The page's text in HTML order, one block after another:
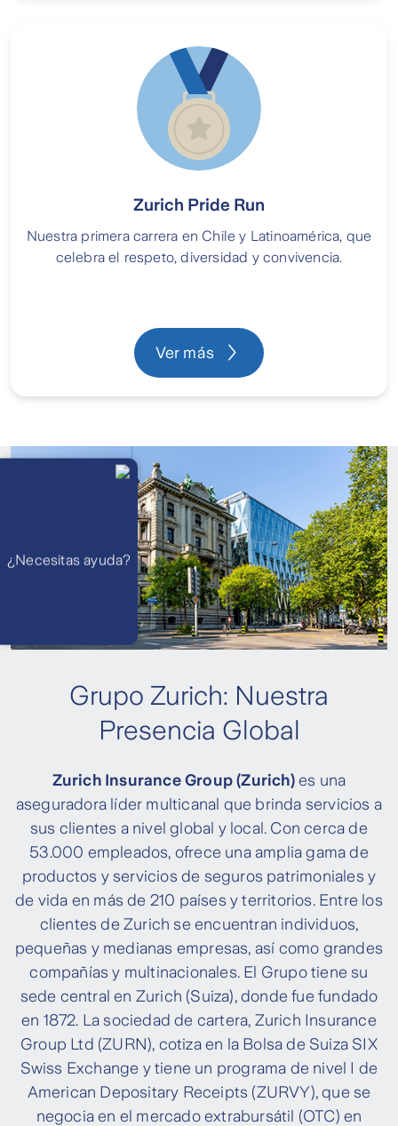
Zurich Pride Run
Nuestra primera carrera en Chile y Latinoamérica, que
celebra el respeto, diversidad y convivencia.
Ver más
Grupo Zurich: Nuestra
Presencia Global
Zurich Insurance Group (Zurich)es una
aseguradora líder multicanal que brinda servicios a
sus clientes a nivel global y local. Con cerca de
53.000 empleados, ofrece una amplia gama de
productos y servicios de seguros patrimoniales y
de vida en más de 210 países y territorios. Entre los
clientes de Zurich se encuentran individuos,
pequeñas y medianas empresas, así como grandes
compañías y multinacionales. El Grupo tiene su
sede central en Zurich (Suiza), donde fue fundado
en 1872. La sociedad de cartera, Zurich Insurance
Group Ltd (ZURN), cotiza en la Bolsa de Suiza SIX
Swiss Exchange y tiene un programa de nivel I de
American Depositary Receipts (ZURVY), que se
negocia en el mercado extrabursátil (OTC) en
¿Necesitas ayuda?
WhatsApp
Atención 24